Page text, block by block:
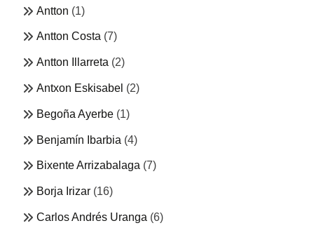
Antton (1)
Antton Costa (7)
Antton Illarreta (2)
Antxon Eskisabel (2)
Begoña Ayerbe (1)
Benjamín Ibarbia (4)
Bixente Arrizabalaga (7)
Borja Irizar (16)
Carlos Andrés Uranga (6)